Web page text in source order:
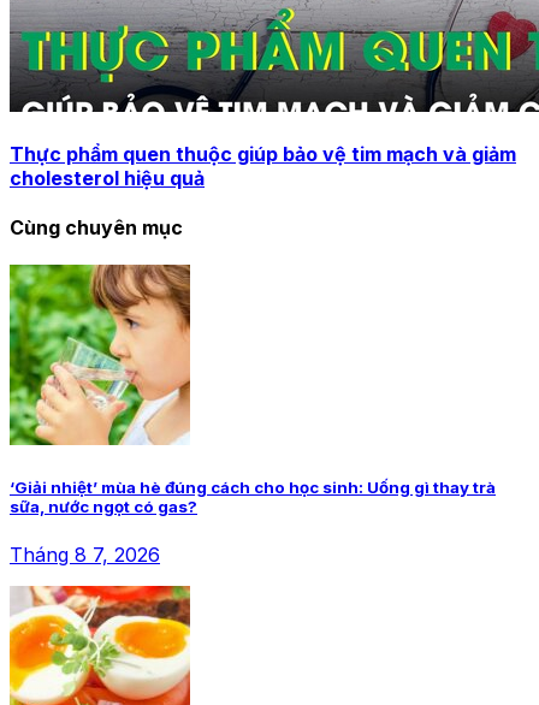
Thực phẩm quen thuộc giúp bảo vệ tim mạch và giảm
cholesterol hiệu quả
Cùng chuyên mục
‘Giải nhiệt’ mùa hè đúng cách cho học sinh: Uống gì thay trà
sữa, nước ngọt có gas?
Tháng 8 7, 2026